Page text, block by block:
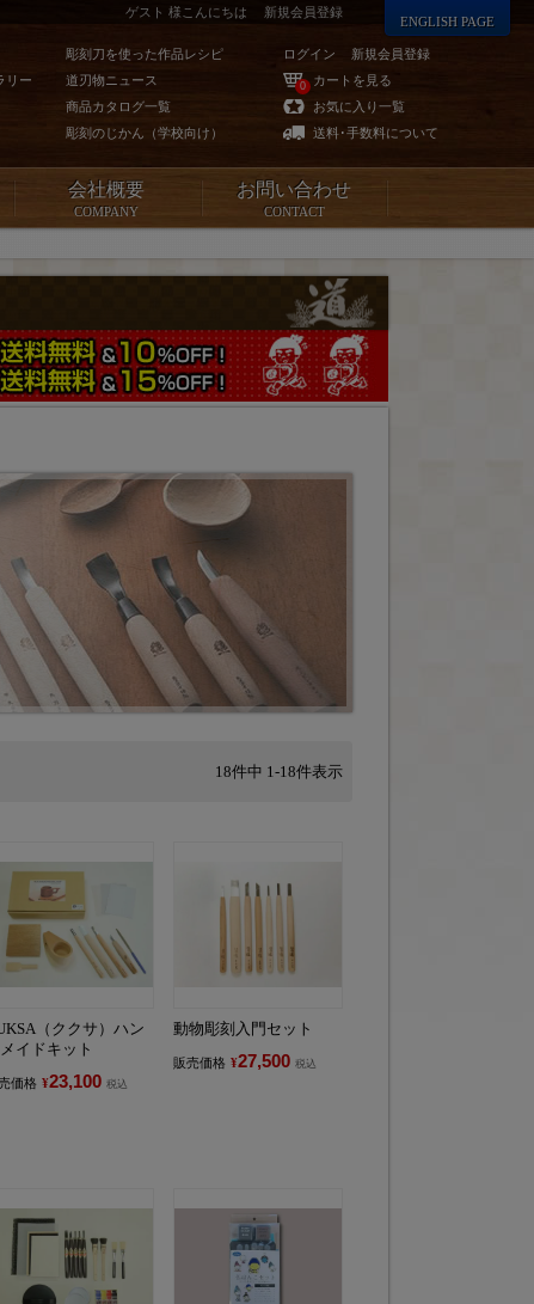
リー
彫刻刀を使った作品レシピ
道刃物ニュース
商品カタログ一覧
彫刻のじかん（学校向け）
ログイン 新規会員登録
0
カートを見る
お気に入り一覧
送料･手数料について
ゲスト 様こんにちは 新規会員登録
ENGLISH PAGE
会社概要
COMPANY
お問い合わせ
CONTACT
18件中 1 -18件表示
（ククサ）ハン
メイドキット
価格 ¥23,100 税込
動物彫刻入門セット
販売価格 ¥27,500 税込